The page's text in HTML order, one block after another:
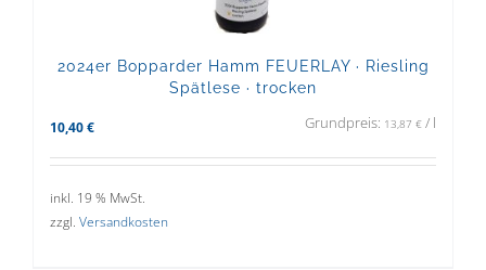
2024er Bopparder Hamm FEUERLAY · Riesling
Spätlese · trocken
10,40 € Grundpreis: 13,87 € / l
inkl. 19 % MwSt.
zzgl. Versandkosten